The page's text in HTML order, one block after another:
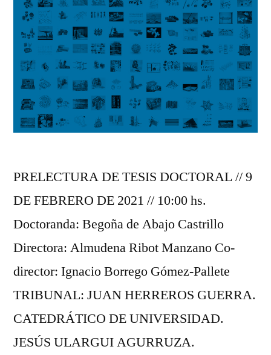
PRELECTURA DE TESIS DOCTORAL // 9
DE FEBRERO DE 2021 // 10:00 hs.
Doctoranda: Begoña de Abajo Castrillo
Directora: Almudena Ribot Manzano Co-
director: Ignacio Borrego Gómez-Pallete
TRIBUNAL: JUAN HERREROS GUERRA.
CATEDRÁTICO DE UNIVERSIDAD.
JESÚS ULARGUI AGURRUZA.